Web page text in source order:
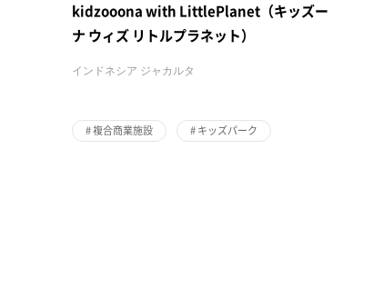
kidzooona with LittlePlanet（キッズー
ナ ウィズ リトルプラネット）
インドネシア ジャカルタ
#複合商業施設 #キッズパーク